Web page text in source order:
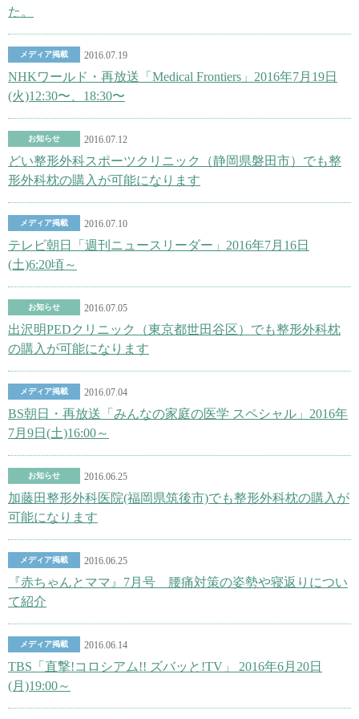
た。
メディア掲載 2016.07.19
NHKワールド・再放送「Medical Frontiers」2016年7月19日
(火)12:30〜、18:30〜
お知らせ 2016.07.12
どい整形外科スポーツクリニック（静岡県磐田市）でも整
形外科枕の購入が可能になります
メディア掲載 2016.07.10
テレビ朝日「週刊ニュースリーダー」2016年7月16日
(土)6:20頃～
お知らせ 2016.07.05
出沢明PEDクリニック（東京都世田谷区）でも整形外科枕
の購入が可能になります
メディア掲載 2016.07.04
BS朝日・再放送「みんなの家庭の医学 スペシャル」2016年
7月9日(土)16:00～
お知らせ 2016.06.25
加藤田整形外科医院(福岡県筑後市)でも整形外科枕の購入が
可能になります
メディア掲載 2016.06.25
『赤ちゃんとママ』7月号 腰痛対策の姿勢や寝返りについ
て紹介
メディア掲載 2016.06.14
TBS「直撃!コロシアム!! ズバッと!TV」 2016年6月20日
(月)19:00～